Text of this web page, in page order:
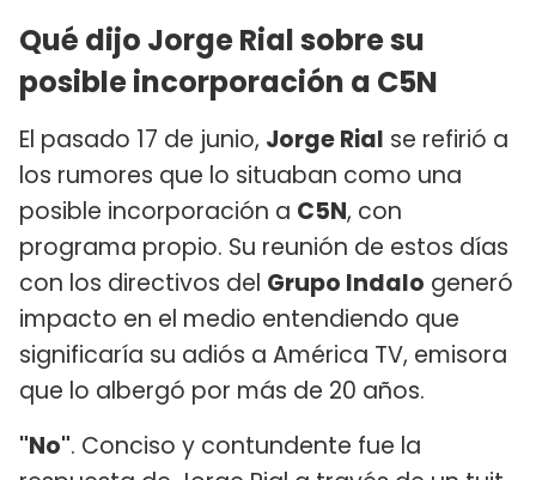
Qué dijo Jorge Rial sobre su
posible incorporación a C5N
El pasado 17 de junio, Jorge Rial se refirió a
los rumores que lo situaban como una
posible incorporación a C5N, con
programa propio. Su reunión de estos días
con los directivos del Grupo Indalo generó
impacto en el medio entendiendo que
significaría su adiós a América TV, emisora
que lo albergó por más de 20 años.
"No". Conciso y contundente fue la